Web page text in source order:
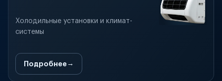
Холодильные установки и климат-
системы
Подробнее